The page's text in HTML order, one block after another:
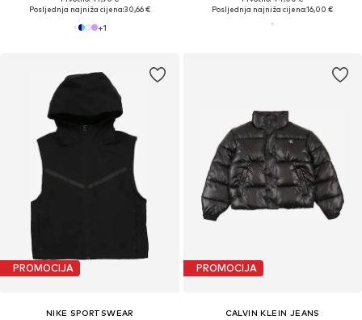
Posljednja najniža cijena:30,66 €
+1
Posljednja najniža cijena:16,00 €
PROMOCIJA
NIKE SPORTSWEAR
PROMOCIJA
CALVIN KLEIN JEANS